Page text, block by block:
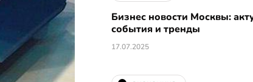
Бизнес новости Москвы:
события и тренды
17.07.2025